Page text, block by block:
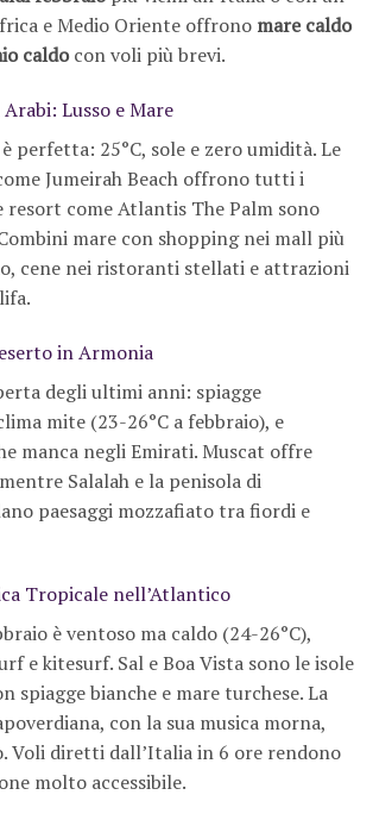
e Medio Oriente offrono mare caldo
caldocon voli più brevi.
Lusso e Mare
perfetta: 25°C, sole e zero umidità. Le
Jumeirah Beach offrono tutti i
come Atlantis The Palm sono
mare con shopping nei mall più
cene nei ristoranti stellati e attrazioni
in Armonia
degli ultimi anni: spiagge
mite (23-26°C a febbraio), e
manca negli Emirati. Muscat offre
Salalah e la penisola di
paesaggi mozzafiato tra fiordi e
Tropicale nell’Atlantico
è ventoso ma caldo (24-26°C),
e kitesurf. Sal e Boa Vista sono le isole
spiagge bianche e mare turchese. La
con la sua musica morna,
Voli diretti dall’Italia in 6 ore rendono
molto accessibile.